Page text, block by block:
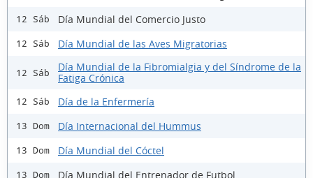
12 Sáb Día Mundial del Comercio Justo
12 Sáb Día Mundial de las Aves Migratorias
12 Sáb
Día Mundial de la Fibromialgia y del Síndrome de la
Fatiga Crónica
12 Sáb Día de la Enfermería
13 Dom Día Internacional del Hummus
13 Dom Día Mundial del Cóctel
13 Dom Día Mundial del Entrenador de Futbol